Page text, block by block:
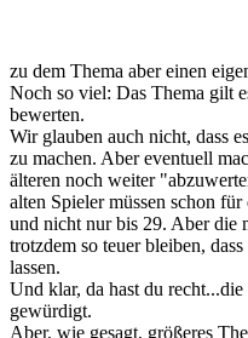
zu dem Thema aber einen
Noch so viel: Das Thema gilt
bewerten.
Wir glauben auch nicht, dass
zu machen. Aber eventuell
älteren noch weiter
alten Spieler müssen schon
und nicht nur bis 29. Aber die
trotzdem so teuer bleiben,
lassen.
Und klar, da hast du
gewürdigt.
Aber, wie gesagt, größeres